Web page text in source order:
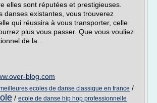
elles sont réputées et prestigieuses.
danses existantes, vous trouverez
qui réussira à vous transporter, celle
plus vous passer. Que vous vouliez
de la...
blog.com
ecoles de danse classique en france /
/ ecole de danse hip hop professionnelle